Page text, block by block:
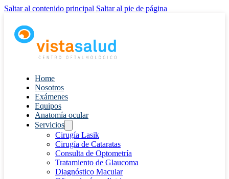
Saltar al contenido principal Saltar al pie de página
Home
Nosotros
Exámenes
Equipos
Anatomía ocular
Servicios
Cirugía Lasik
Cirugía de Cataratas
Consulta de Optometría
Tratamiento de Glaucoma
Diagnóstico Macular